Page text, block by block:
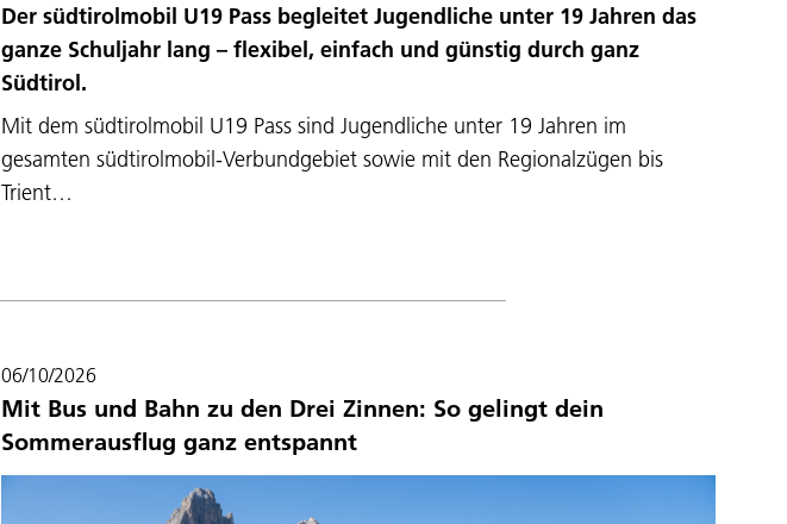
Der südtirolmobil U19 Pass begleitet Jugendliche unter 19 Jahren das
ganze Schuljahr lang – flexibel, einfach und günstig durch ganz
Südtirol.
Mit dem südtirolmobil U19 Pass sind Jugendliche unter 19 Jahren im
gesamten südtirolmobil-Verbundgebiet sowie mit den Regionalzügen bis
Trient…
06/10/2026
Mit Bus und Bahn zu den Drei Zinnen: So gelingt dein
Sommerausflug ganz entspannt